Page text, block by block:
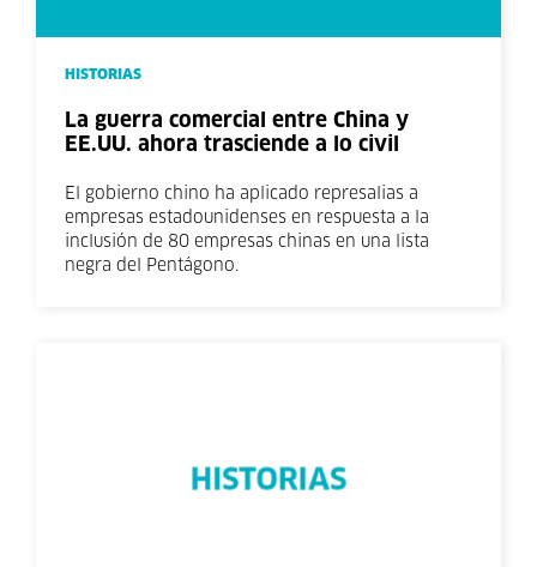
HISTORIAS
La guerra comercial entre China y
EE.UU. ahora trasciende a lo civil
El gobierno chino ha aplicado represalias a
empresas estadounidenses en respuesta a la
inclusión de 80 empresas chinas en una lista
negra del Pentágono.